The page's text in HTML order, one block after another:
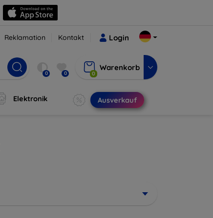
Reklamation Kontakt Login
0 0 0
Warenkorb
Elektronik Ausverkauf